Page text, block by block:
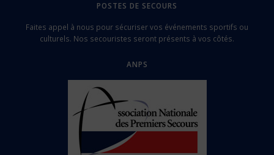
POSTES DE SECOURS
Faites appel à nous pour sécuriser vos événements sportifs ou
culturels. Nos secouristes seront présents à vos côtés.
ANPS